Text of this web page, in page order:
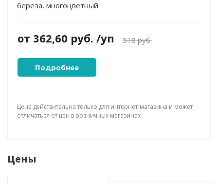
береза, многоцветный
от 362,60 руб. /уп 518 руб.
Подробнее
Цена действительна только для интернет-магазина и может
отличаться от цен в розничных магазинах
Цены